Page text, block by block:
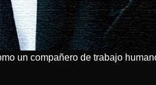
un compañero de trabajo